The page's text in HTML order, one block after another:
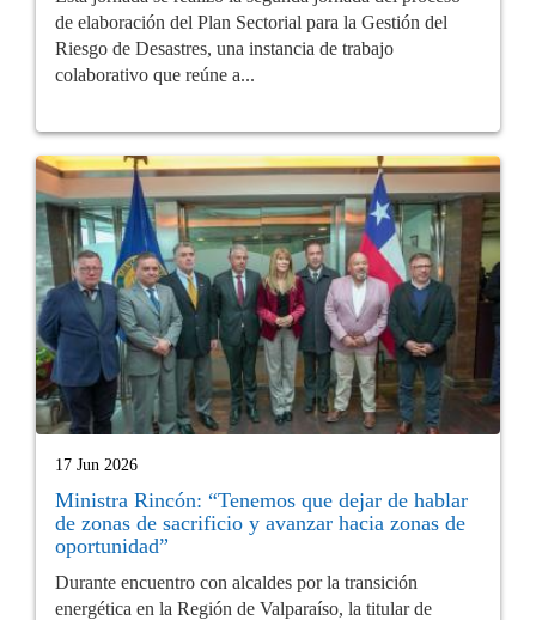
de elaboración del Plan Sectorial para la Gestión del
Riesgo de Desastres, una instancia de trabajo
colaborativo que reúne a...
17 Jun 2026
Ministra Rincón: “Tenemos que dejar de hablar
de zonas de sacrificio y avanzar hacia zonas de
oportunidad”
Durante encuentro con alcaldes por la transición
energética en la Región de Valparaíso, la titular de